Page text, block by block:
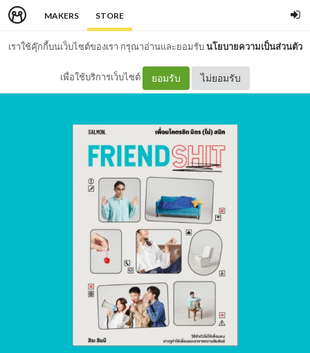
MAKERS STORE
เราใช้คุ๊กกี้บนเว็บไซต์ของเรา กรุณาอ่านและยอมรับนโยบายความเป็นส่วนตัว
เพื่อใช้บริการเว็บไซต์ ยอมรับ ไม่ยอมรับ